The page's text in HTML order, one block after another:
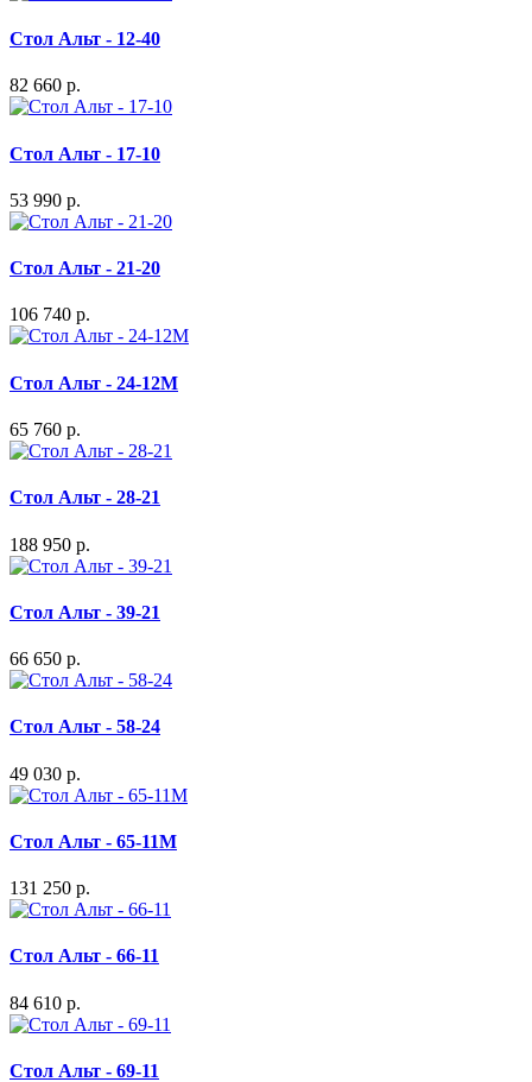
Стол Альт - 12-40
82 660 р.
Стол Альт - 17-10
53 990 р.
Стол Альт - 21-20
106 740 р.
Стол Альт - 24-12М
65 760 р.
Стол Альт - 28-21
188 950 р.
Стол Альт - 39-21
66 650 р.
Стол Альт - 58-24
49 030 р.
Стол Альт - 65-11M
131 250 р.
Стол Альт - 66-11
84 610 р.
Стол Альт - 69-11